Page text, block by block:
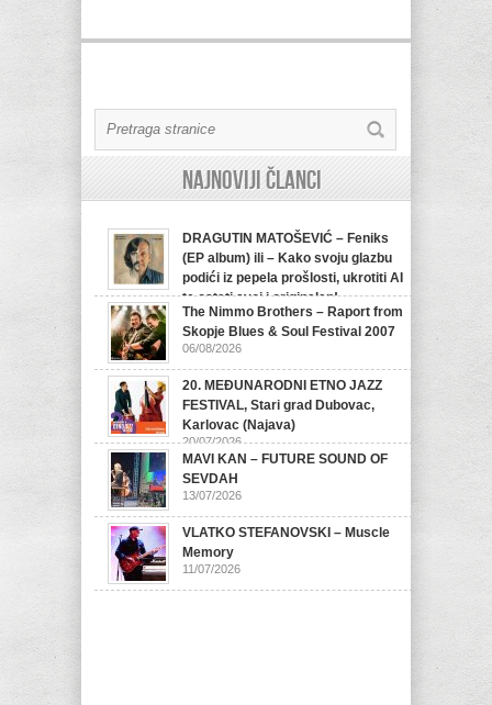
Najnoviji članci
DRAGUTIN MATOŠEVIĆ – Feniks
(EP album) ili – Kako svoju glazbu
podići iz pepela prošlosti, ukrotiti AI
te ostati svoj i originalan!
07/08/2026
The Nimmo Brothers – Raport from
Skopje Blues & Soul Festival 2007
06/08/2026
20. MEĐUNARODNI ETNO JAZZ
FESTIVAL, Stari grad Dubovac,
Karlovac (Najava)
20/07/2026
MAVI KAN – FUTURE SOUND OF
SEVDAH
13/07/2026
VLATKO STEFANOVSKI – Muscle
Memory
11/07/2026